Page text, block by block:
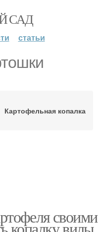
САД
статьи
Картофельная копалка
своими